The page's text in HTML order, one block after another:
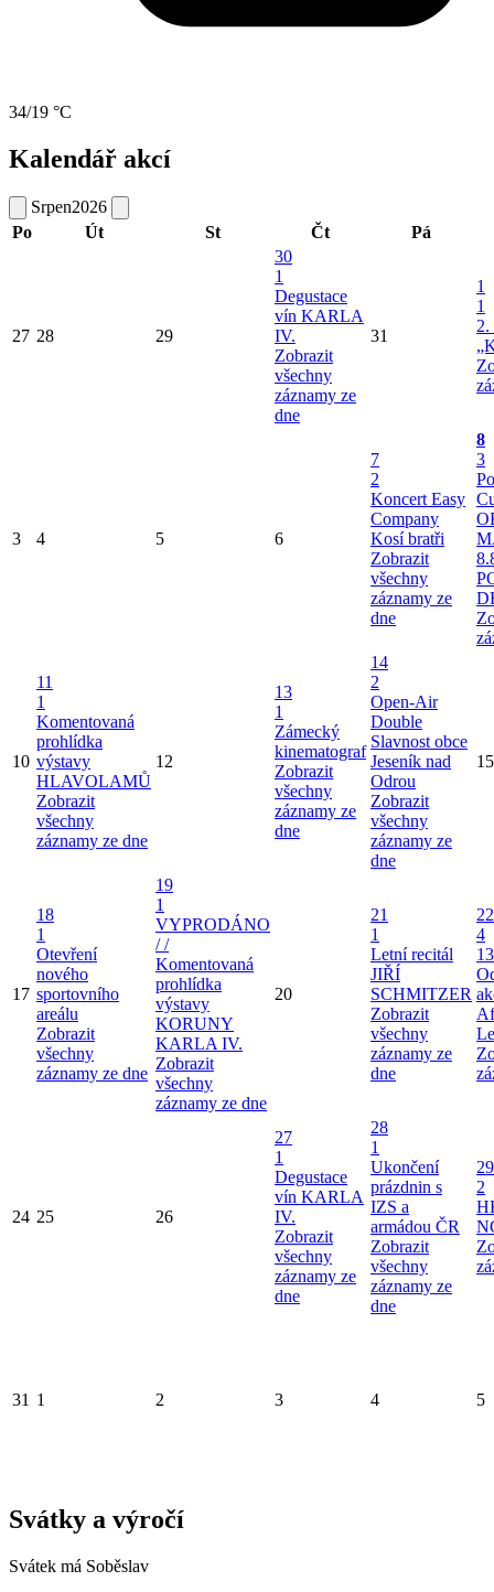
34/19 °C
Kalendář akcí
Srpen2026
Po
Út St Čt Pá
27 28 29
30
1
Degustace
vín KARLA
IV.
Zobrazit
všechny
záznamy ze
dne
31
1
1
2.
3 4 5 6
7
2
Koncert Easy
Company
Kosí bratři
Zobrazit
všechny
záznamy ze
dne
8
3
10
11
1
Komentovaná
prohlídka
výstavy
HLAVOLAMŮ
Zobrazit
všechny
záznamy ze dne
12
13
1
Zámecký
kinematograf
Zobrazit
všechny
záznamy ze
dne
14
2
Open-Air
Double
Slavnost obce
Jeseník nad
Odrou
Zobrazit
všechny
záznamy ze
dne
15
17
18
1
Otevření
nového
sportovního
areálu
Zobrazit
všechny
záznamy ze dne
19
1
VYPRODÁNO
/ /
Komentovaná
prohlídka
výstavy
KORUNY
KARLA IV.
Zobrazit
všechny
záznamy ze dne
20
21
1
Letní recitál
JIŘÍ
SCHMITZER
Zobrazit
všechny
záznamy ze
dne
22
4
24 25 26
27
1
Degustace
vín KARLA
IV.
Zobrazit
všechny
záznamy ze
dne
28
1
Ukončení
prázdnin s
IZS a
armádou ČR
Zobrazit
všechny
záznamy ze
dne
29
2
31 1 2 3 4 5
Svátky a výročí
Svátek má Soběslav